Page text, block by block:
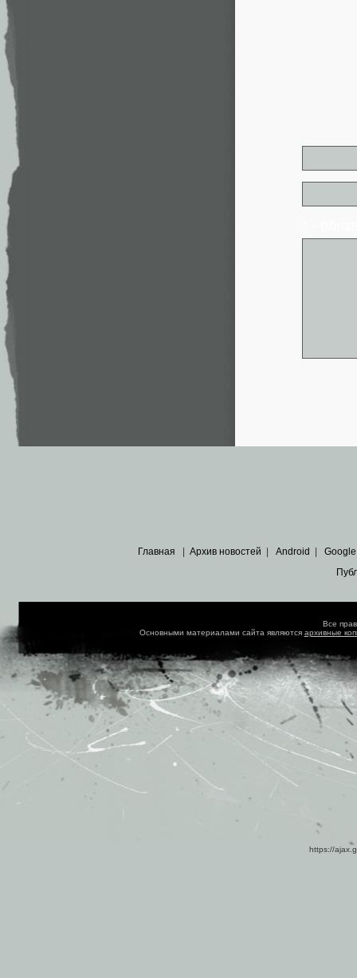
Главная | Архив новостей | Android | Google
Все
Основными материалами сайта являются архивные
https://